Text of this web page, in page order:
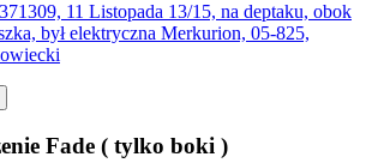
11 Listopada 13/15, na deptaku, obok
był elektryczna Merkurion, 05-825,
Fade ( tylko boki )